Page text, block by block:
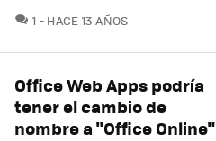
1 COMENTARIOS
HACE 13 AÑOS
Office Web Apps podría
tener el cambio de
nombre a "Office Online"